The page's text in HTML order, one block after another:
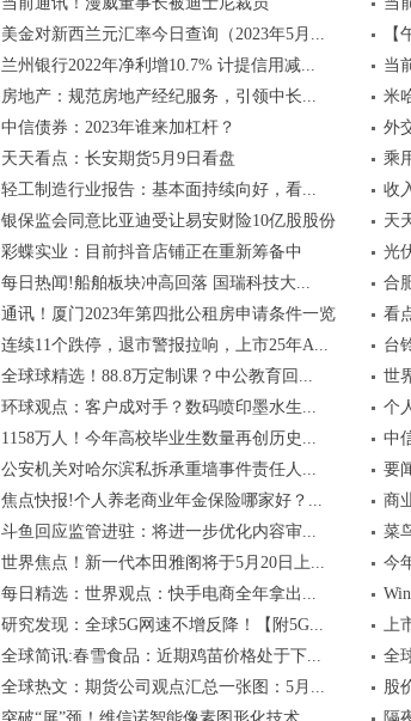
美金对新西兰元汇率今日查询（2023年5月...
兰州银行2022年净利增10.7% 计提信用减...
当
房地产：规范房地产经纪服务，引领中长...
米
中信债券：2023年谁来加杠杆？
外
天天看点：长安期货5月9日看盘
乘
轻工制造行业报告：基本面持续向好，看...
收
银保监会同意比亚迪受让易安财险10亿股股份
天
彩蝶实业：目前抖音店铺正在重新筹备中
光
每日热闻!船舶板块冲高回落 国瑞科技大...
合
通讯！厦门2023年第四批公租房申请条件一览
看
连续11个跌停，退市警报拉响，上市25年A...
台
全球球精选！88.8万定制课？中公教育回...
世
环球观点：客户成对手？数码喷印墨水生...
个
1158万人！今年高校毕业生数量再创历史...
中
公安机关对哈尔滨私拆承重墙事件责任人...
要
焦点快报!个人养老商业年金保险哪家好？...
商
斗鱼回应监管进驻：将进一步优化内容审...
菜
世界焦点！新一代本田雅阁将于5月20日上...
今
每日精选：世界观点：快手电商全年拿出...
研究发现：全球5G网速不增反降！【附5G...
上
全球简讯:春雪食品：近期鸡苗价格处于下...
全
全球热文：期货公司观点汇总一张图：5月...
股